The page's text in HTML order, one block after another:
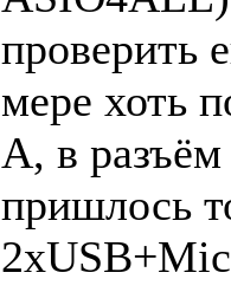
проверить
мере хоть
А, в
пришлось